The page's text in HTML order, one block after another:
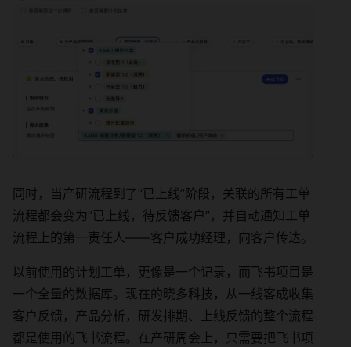
同时，当产研流程到了“已上线”阶段，关联的所有工单
流程都会变为“已上线，待反馈客户”，并自动通知工单
流程上的第一责任人——客户成功经理，向客户传达。
以前使用的计划工单，更像是一个记录，而飞书项目是
一个全量的数据库。现在的晓多科技，从一线客成收集
客户反馈，产品分析，研发排期、上线反馈的整个流程
都是使用的飞书流程。在产研周会上，只需要把飞书项